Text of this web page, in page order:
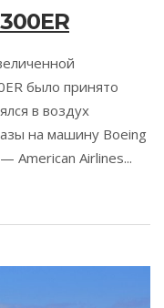
было принято
в воздух
на машину Boeing
American Airlines...